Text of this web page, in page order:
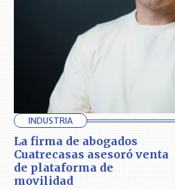
INDUSTRIA
La firma de abogados
Cuatrecasas asesoró venta
de plataforma de
movilidad